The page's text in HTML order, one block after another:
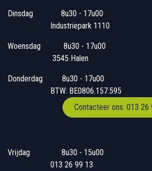
Dinsdag
​8u30 -
Industriepark 1110
Woensdag
8u30 -
3545 Halen
Donderdag
​​8u30 -
BTW:
Contacteer ons: 013 26
Vrijdag
​8u30 -
013 26 99 13